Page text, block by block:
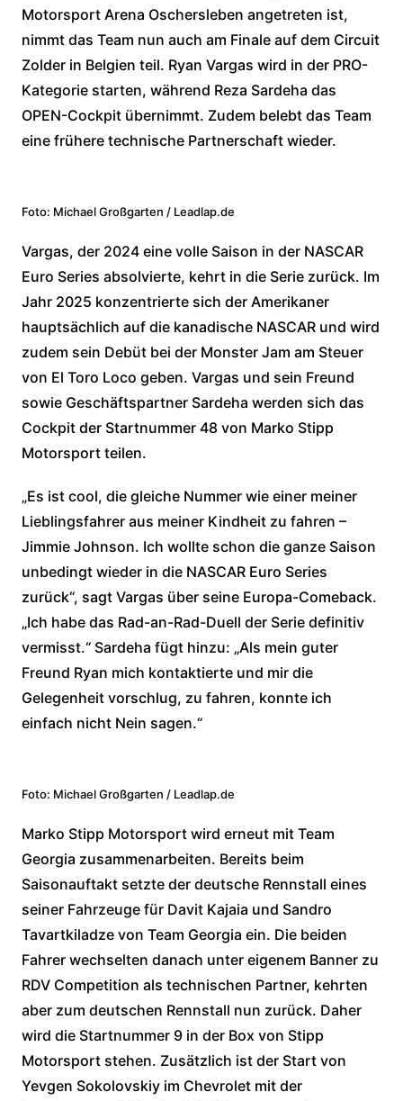
Motorsport Arena Oschersleben angetreten ist,
nimmt das Team nun auch am Finale auf dem Circuit
Zolder in Belgien teil. Ryan Vargas wird in der PRO-
Kategorie starten, während Reza Sardeha das
OPEN-Cockpit übernimmt. Zudem belebt das Team
eine frühere technische Partnerschaft wieder.
Foto: Michael Großgarten / Leadlap.de
Vargas, der 2024 eine volle Saison in der NASCAR
Euro Series absolvierte, kehrt in die Serie zurück. Im
Jahr 2025 konzentrierte sich der Amerikaner
hauptsächlich auf die kanadische NASCAR und wird
zudem sein Debüt bei der Monster Jam am Steuer
von El Toro Loco geben. Vargas und sein Freund
sowie Geschäftspartner Sardeha werden sich das
Cockpit der Startnummer 48 von Marko Stipp
Motorsport teilen.
„Es ist cool, die gleiche Nummer wie einer meiner
Lieblingsfahrer aus meiner Kindheit zu fahren –
Jimmie Johnson. Ich wollte schon die ganze Saison
unbedingt wieder in die NASCAR Euro Series
zurück“, sagt Vargas über seine Europa-Comeback.
„Ich habe das Rad-an-Rad-Duell der Serie definitiv
vermisst.“ Sardeha fügt hinzu: „Als mein guter
Freund Ryan mich kontaktierte und mir die
Gelegenheit vorschlug, zu fahren, konnte ich
einfach nicht Nein sagen.“
Foto: Michael Großgarten / Leadlap.de
Marko Stipp Motorsport wird erneut mit Team
Georgia zusammenarbeiten. Bereits beim
Saisonauftakt setzte der deutsche Rennstall eines
seiner Fahrzeuge für Davit Kajaia und Sandro
Tavartkiladze von Team Georgia ein. Die beiden
Fahrer wechselten danach unter eigenem Banner zu
RDV Competition als technischen Partner, kehrten
aber zum deutschen Rennstall nun zurück. Daher
wird die Startnummer 9 in der Box von Stipp
Motorsport stehen. Zusätzlich ist der Start von
Yevgen Sokolovskiy im Chevrolet mit der